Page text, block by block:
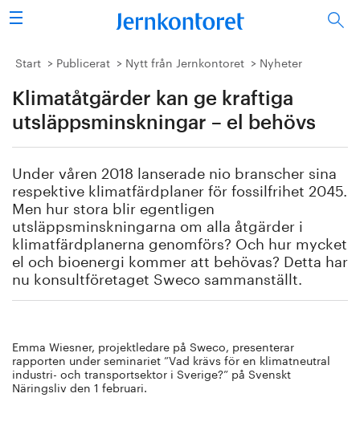
Sök
Stålindustrin
Vision 2050
Energi/miljö
Vi tycker
Publicerat
Bildbank
Om oss
Start Publicerat Nytt från Jernkontoret Nyheter
Klimatåtgärder kan ge kraftiga
utsläppsminskningar – el behövs
Under våren 2018 lanserade nio branscher sina
respektive klimatfärdplaner för fossilfrihet 2045.
Men hur stora blir egentligen
utsläppsminskningarna om alla åtgärder i
klimatfärdplanerna genomförs? Och hur mycket
el och bioenergi kommer att behövas? Detta har
nu konsultföretaget Sweco sammanställt.
Emma Wiesner, projektledare på Sweco, presenterar
rapporten under seminariet ”Vad krävs för en klimatneutral
industri- och transportsektor i Sverige?” på Svenskt
Näringsliv den 1 februari.